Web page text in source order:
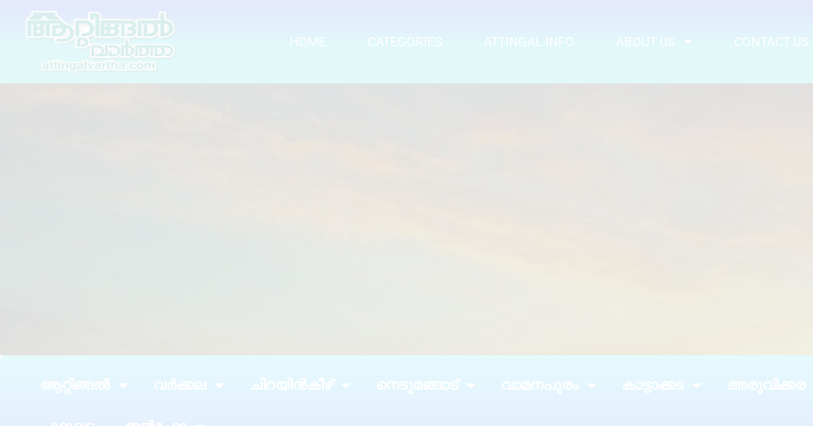
HOME CATEGORIES ATTINGAL INFO ABOUT US CONTACT US
ആറ്റിങ്ങൽ വർക്കല ചിറയിൻകീഴ് നെടുമങ്ങാട് വാമനപുരം കാട്ടാക്കട അരുവിക്കര